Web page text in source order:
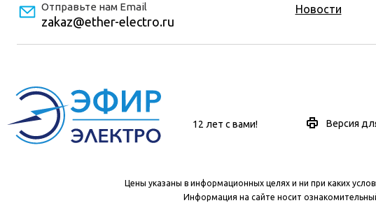
Отправьте нам Email
zakaz@ether-electro.ru
Новости
12 лет с вами! Версия
Цены указаны в информационных целях и ни при каких
Информация на сайте носит